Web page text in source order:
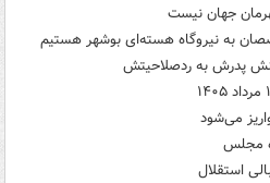
جهان نیست
به نیروگاه هسته‌ای بوشهر هستیم
پدرش به ردصلاحیتش
می‌شود
استقلال